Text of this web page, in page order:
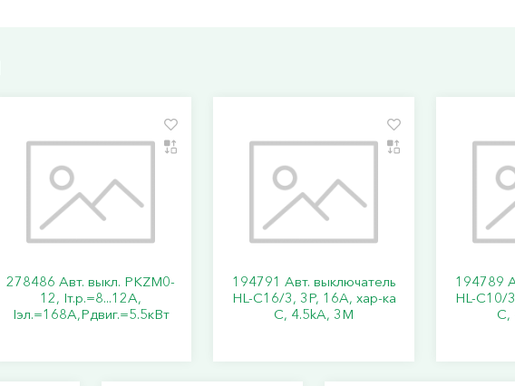
278486 Авт. выкл. PKZM0-
12, Iт.р.=8...12А,
Iэл.=168А,Pдвиг.=5.5кВт
194791 Авт. выключатель
HL-C16/3, 3P, 16A, хар-ка
C, 4.5kA, 3M
194789
HL-C10/
C,